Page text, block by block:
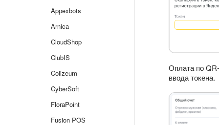
Appexbots
Arnica
CloudShop
ClubIS
Colizeum
CyberSoft
FloraPoint
Fusion POS
Оплата по
ввода токена.